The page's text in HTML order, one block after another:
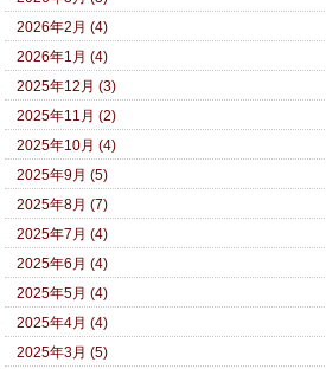
2026年2月 (4)
2026年1月 (4)
2025年12月 (3)
2025年11月 (2)
2025年10月 (4)
2025年9月 (5)
2025年8月 (7)
2025年7月 (4)
2025年6月 (4)
2025年5月 (4)
2025年4月 (4)
2025年3月 (5)